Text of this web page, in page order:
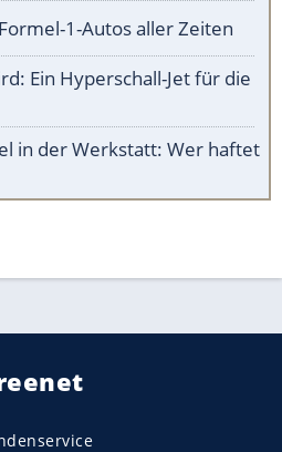
1-Autos aller Zeiten
Ein Hyperschall-Jet für die
in der Werkstatt: Wer haftet